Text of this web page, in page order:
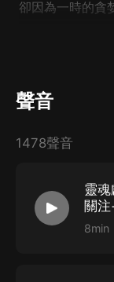
卻因為一時的貪
城，歷經艱險，
--作者簡介--
--購買須知--
聽，購買成功
聽。
聲音
1478聲音
靈
關注
8min